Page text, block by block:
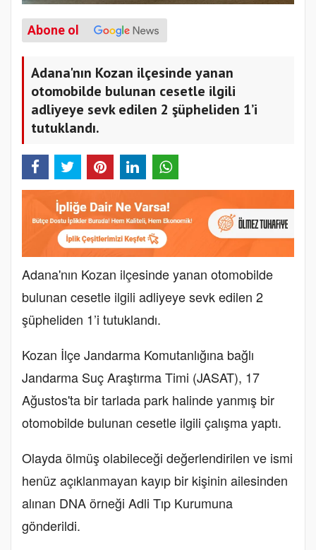
Abone ol
Adana'nın Kozan ilçesinde yanan
otomobilde bulunan cesetle ilgili
adliyeye sevk edilen 2 şüpheliden 1’i
tutuklandı.
Adana'nın Kozan ilçesinde yanan otomobilde
bulunan cesetle ilgili adliyeye sevk edilen 2
şüpheliden 1’i tutuklandı.
Kozan İlçe Jandarma Komutanlığına bağlı
Jandarma Suç Araştırma Timi (JASAT), 17
Ağustos'ta bir tarlada park halinde yanmış bir
otomobilde bulunan cesetle ilgili çalışma yaptı.
Olayda ölmüş olabileceği değerlendirilen ve ismi
henüz açıklanmayan kayıp bir kişinin ailesinden
alınan DNA örneği Adli Tıp Kurumuna
gönderildi.